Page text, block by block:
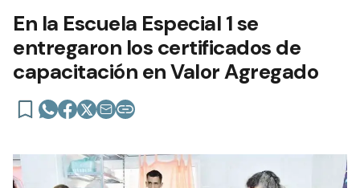
En la Escuela Especial 1 se
entregaron los certificados de
capacitación en Valor Agregado